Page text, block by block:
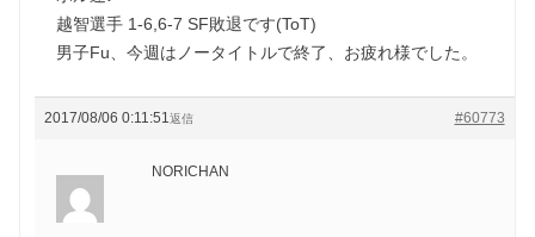
越智選手 1-6,6-7 SF敗退です(ToT)
男子Fu、今週はノータイトルで終了、お疲れ様でした。
2017/08/06 0:11:51 #60773
返信
NORICHAN